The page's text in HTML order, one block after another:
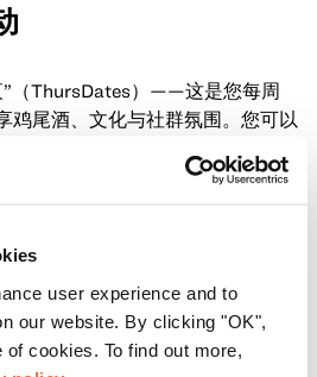
user experience and to
our website. By clicking "OK",
cookies. To find out more,
”（ThursDates）——这是您每周
鸡尾酒、文化与社群氛围。您可以
音乐声中品尝饮品和小食；或者